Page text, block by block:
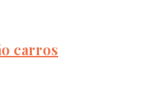
carros